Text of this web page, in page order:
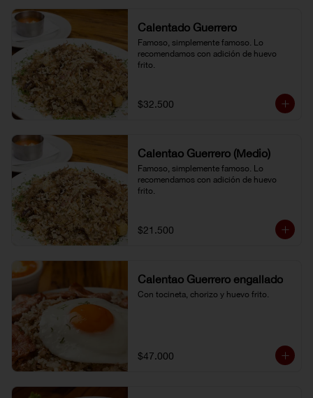
Calentado Guerrero
Famoso, simplemente famoso. Lo
recomendamos con adición de huevo
frito.
$32.500
Calentao Guerrero (Medio)
Famoso, simplemente famoso. Lo
recomendamos con adición de huevo
frito.
$21.500
Calentao Guerrero engallado
Con tocineta, chorizo y huevo frito.
$47.000